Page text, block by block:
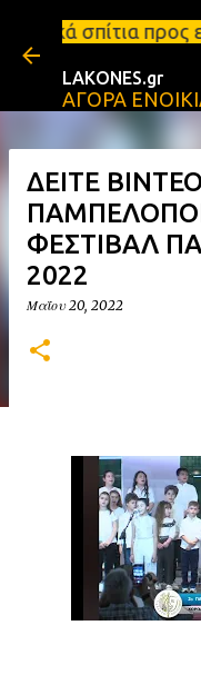
Μετάβαση
ενοικίαση στη
LAKONES.gr
ΑΓΟΡΑ
ΔΕΙΤΕ
ΦΕΣΤΙΒΑΛ
2022
Μαΐου 20, 2022